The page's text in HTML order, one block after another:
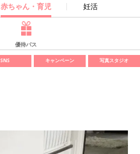
赤ちゃん・育児 妊活
優待パス
SNS キャンペーン 写真スタジオ